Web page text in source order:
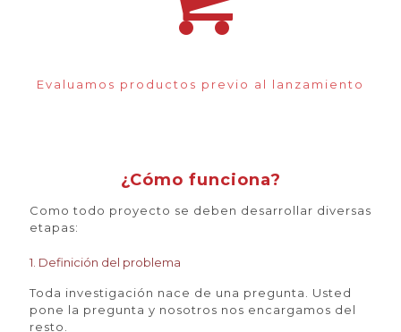
Evaluamos productos previo al lanzamiento
¿Cómo funciona?
Como todo proyecto se deben desarrollar diversas
etapas:
1. Definición del problema​
Toda investigación nace de una pregunta. Usted
pone la pregunta y nosotros nos encargamos del
resto.